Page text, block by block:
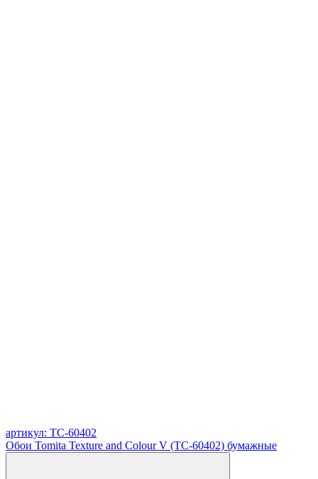
артикул: TC-60402
Обои Tomita Texture and Colour V (TC-60402) бумажные